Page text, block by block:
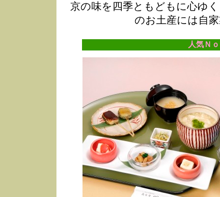
京の味を四季ともどもに心ゆ
のお土産には自
人気Ｎ